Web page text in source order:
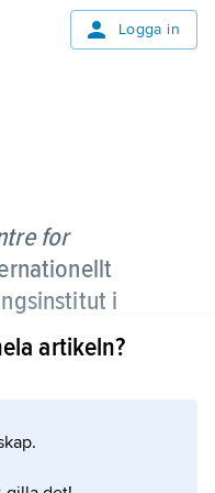
Logga in
for
i
artikeln?